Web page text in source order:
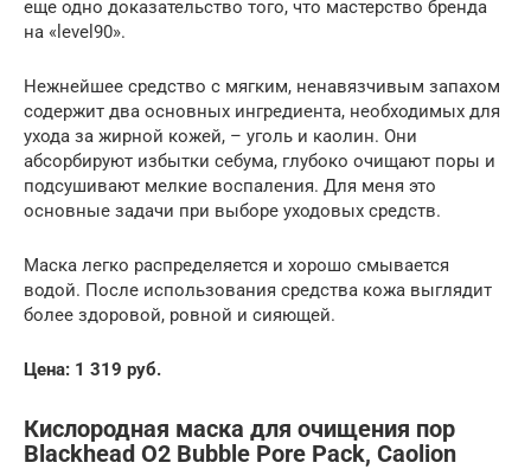
еще одно доказательство того, что мастерство бренда
на «level90».
Нежнейшее средство с мягким, ненавязчивым запахом
содержит два основных ингредиента, необходимых для
ухода за жирной кожей, – уголь и каолин. Они
абсорбируют избытки себума, глубоко очищают поры и
подсушивают мелкие воспаления. Для меня это
основные задачи при выборе уходовых средств.
Маска легко распределяется и хорошо смывается
водой. После использования средства кожа выглядит
более здоровой, ровной и сияющей.
Цена: 1 319 руб.
Кислородная маска для очищения пор
Blackhead O2 Bubble Pore Pack, Caolion